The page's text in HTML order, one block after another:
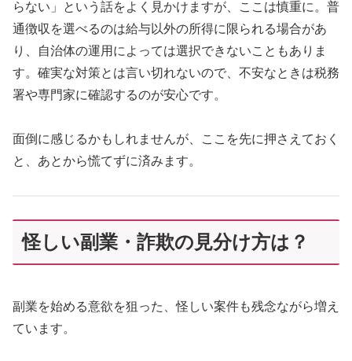
らない」という話をよく見かけますが、ここは慎重に。普
通徴収を選べるのは給与以外の所得に限られる場合があ
り、自治体の運用によっては選択できないこともありま
す。確実な対策とは言い切れないので、不安なときは税務
署や専門家に確認するのが安心です。
面倒に感じるかもしれませんが、ここを先に押さえておく
と、あとから慌てずに済みます。
怪しい副業・詐欺の見分け方は？
副業を始める意欲を狙った、怪しい案件も残念ながら増え
ています。